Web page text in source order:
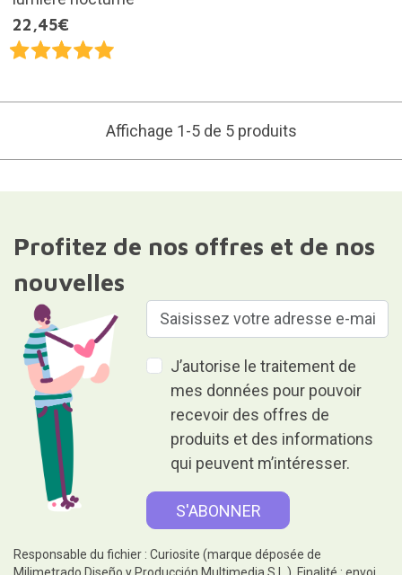
22,45€
Affichage 1-5 de 5 produits
Profitez de nos offres et de nos
nouvelles
J’autorise le traitement de
mes données pour pouvoir
recevoir des offres de
produits et des informations
qui peuvent m’intéresser.
Responsable du fichier : Curiosite (marque déposée de